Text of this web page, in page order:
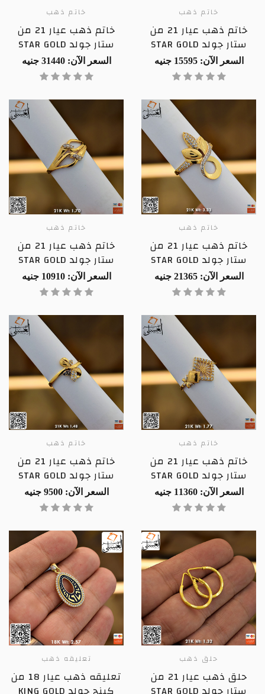
خاتم ذهب
خاتم ذهب عيار 21 من
ستار جولد STAR GOLD
السعر الآن: 15595 جنيه
خاتم ذهب
خاتم ذهب عيار 21 من
ستار جولد STAR GOLD
السعر الآن: 31440 جنيه
خاتم ذهب
خاتم ذهب عيار 21 من
ستار جولد STAR GOLD
السعر الآن: 21365 جنيه
خاتم ذهب
خاتم ذهب عيار 21 من
ستار جولد STAR GOLD
السعر الآن: 10910 جنيه
خاتم ذهب
خاتم ذهب عيار 21 من
ستار جولد STAR GOLD
السعر الآن: 11360 جنيه
خاتم ذهب
خاتم ذهب عيار 21 من
ستار جولد STAR GOLD
السعر الآن: 9500 جنيه
حلق ذهب
حلق ذهب عيار 21 من
تعليقه ذهب
تعليقه ذهب عيار 18 من